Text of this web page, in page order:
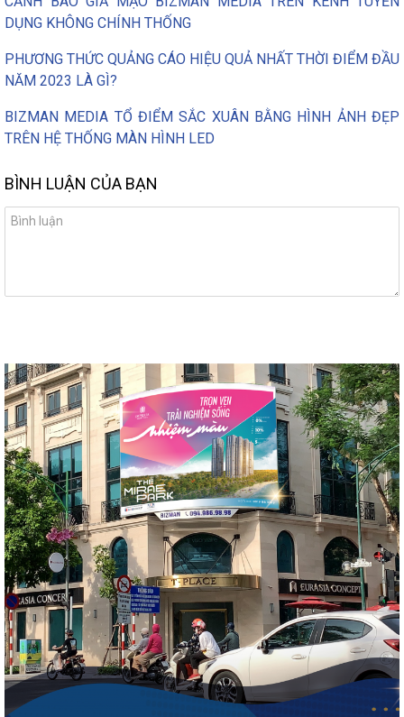
DỤNG KHÔNG CHÍNH THỐNG
PHƯƠNG THỨC QUẢNG CÁO HIỆU QUẢ NHẤT THỜI ĐIỂM ĐẦU
NĂM 2023 LÀ GÌ?
BIZMAN MEDIA TỔ ĐIỂM SẮC XUÂN BẰNG HÌNH ẢNH ĐẸP
TRÊN HỆ THỐNG MÀN HÌNH LED
BÌNH LUẬN CỦA BẠN